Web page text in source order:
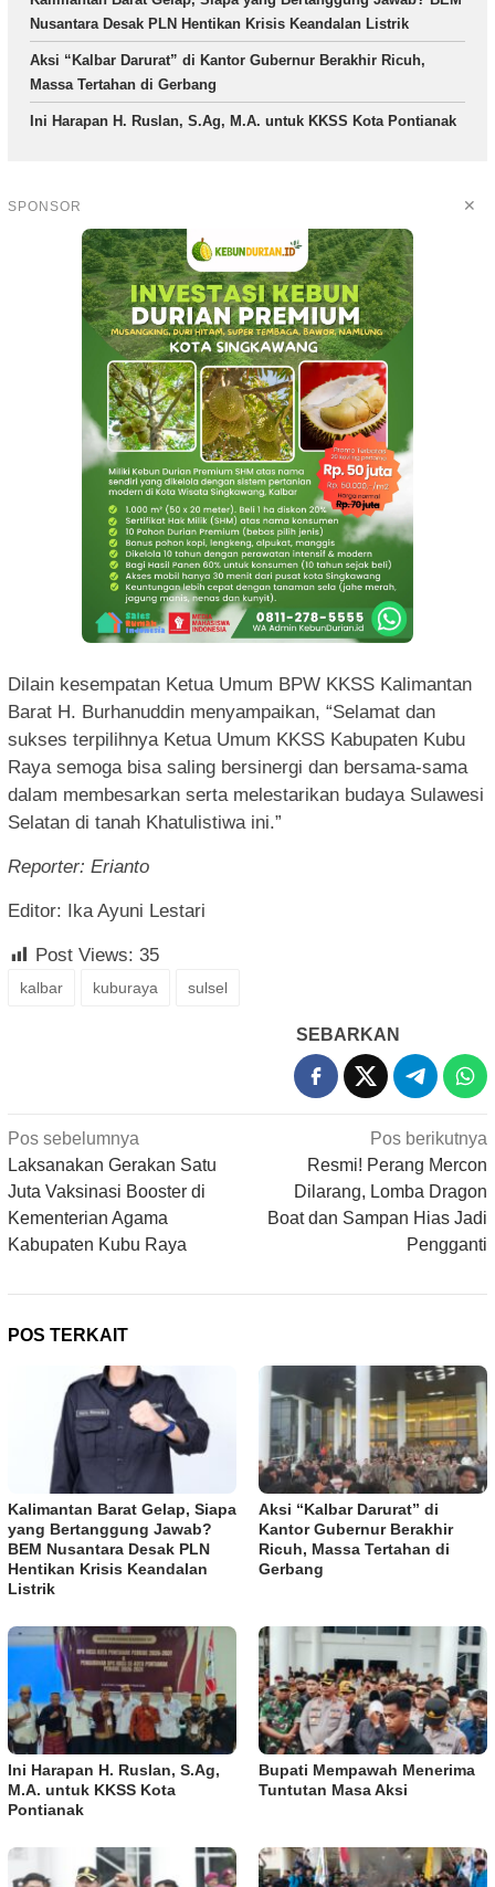
Nusantara Desak PLN Hentikan Krisis Keandalan Listrik
Aksi “Kalbar Darurat” di Kantor Gubernur Berakhir Ricuh,
Massa Tertahan di Gerbang
Ini Harapan H. Ruslan, S.Ag, M.A. untuk KKSS Kota Pontianak
SPONSOR ✕
Dilain kesempatan Ketua Umum BPW KKSS Kalimantan
Barat H. Burhanuddin menyampaikan, “Selamat dan
sukses terpilihnya Ketua Umum KKSS Kabupaten Kubu
Raya semoga bisa saling bersinergi dan bersama-sama
dalam membesarkan serta melestarikan budaya Sulawesi
Selatan di tanah Khatulistiwa ini.”
Reporter: Erianto
Editor: Ika Ayuni Lestari
Post Views: 35
kalbar kuburaya sulsel
SEBARKAN
Navigasi
pos
Pos sebelumnya
Laksanakan Gerakan Satu
Juta Vaksinasi Booster di
Kementerian Agama
Kabupaten Kubu Raya
Pos berikutnya
Resmi! Perang Mercon
Dilarang, Lomba Dragon
Boat dan Sampan Hias Jadi
Pengganti
POS TERKAIT
Kalimantan Barat Gelap, Siapa
yang Bertanggung Jawab?
BEM Nusantara Desak PLN
Hentikan Krisis Keandalan
Listrik
Aksi “Kalbar Darurat” di
Kantor Gubernur Berakhir
Ricuh, Massa Tertahan di
Gerbang
Ini Harapan H. Ruslan, S.Ag,
M.A. untuk KKSS Kota
Pontianak
Bupati Mempawah Menerima
Tuntutan Masa Aksi